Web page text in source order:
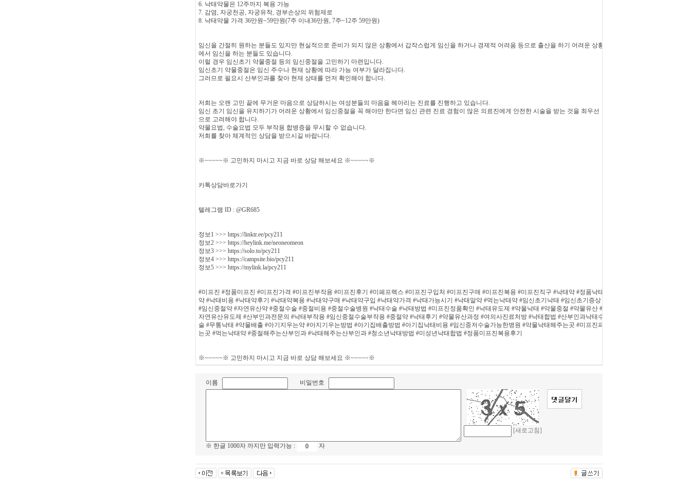
6. 낙태약물은 12주까지 복용 가능
7. 감염, 자궁천공, 자궁유착, 경부손상의 위험제로
8. 낙태약물 가격 36만원~59만원(7주 이내36만원, 7주~12주 59만원)
임신을 간절히 원하는 분들도 있지만 현실적으로 준비가 되지 않은 상황에서 갑작스럽게 임신을 하거나 경제적 어려움 등으로 출산을 하기 어려운 상황
에서 임신을 하는 분들도 있습니다.
이럴 경우 임신초기 약물중절 등의 임신중절을 고민하기 마련입니다.
임신초기 약물중절은 임신 주수나 현재 상황에 따라 가능 여부가 달라집니다.
그러므로 필요시 산부인과를 찾아 현재 상태를 먼저 확인해야 합니다.
저희는 오랜 고민 끝에 무거운 마음으로 상담하시는 여성분들의 마음을 헤아리는 진료를 진행하고 있습니다.
임신 초기 임신을 유지하기가 어려운 상황에서 임신중절을 꼭 해야만 한다면 임신 관련 진료 경험이 많은 의료진에게 안전한 시술을 받는 것을 최우선
으로 고려해야 합니다.
약물요법, 수술요법 모두 부작용 합병증을 무시할 수 없습니다.
저희를 찾아 체계적인 상담을 받으시길 바랍니다.
※~~~~~※ 고민하지 마시고 지금 바로 상담 해보세요 ※~~~~~※
카톡상담바로가기
텔레그램 ID : @GR685
정보1 >>> https://linktr.ee/pcy211
정보2 >>> https://heylink.me/neoneomeon
정보3 >>> https://solo.to/pcy211
정보4 >>> https://campsite.bio/pcy211
정보5 >>> https://mylink.la/pcy211
#미프진 #정품미프진 #미프진가격 #미프진부작용 #미프진후기 #미페프렉스 #미프진구입처 #미프진구매 #미프진복용 #미프진직구 #낙태약 #정품낙태
약 #낙태비용 #낙태약후기 #낙태약복용 #낙태약구매 #낙태약구입 #낙태약가격 #낙태가능시기 #낙태알약 #먹는낙태약 #임신초기낙태 #임신초기증상
#임신중절약 #자연유산약 #중절수술 #중절비용 #중절수술병원 #낙태수술 #낙태방법 #미프진정품확인 #낙태유도제 #약물낙태 #약물중절 #약물유산 #
자연유산유도제 #산부인과전문의 #낙태부작용 #임신중절수술부작용 #중절약 #낙태후기 #약물유산과정 #여의사진료처방 #낙태합법 #산부인과낙태수
술 #무통낙태 #약물배출 #아기지우는약 #아지기우는방법 #아기집배출방법 #아기집낙태비용 #임신중저수술가능한병원 #약물낙태해주는곳 #미프진파
는곳 #먹는낙태약 #중절해주는산부인과 #낙태해주는산부인과 #청소년낙태방법 #미성년낙태합법 #정품미프진복용후기
※~~~~~※ 고민하지 마시고 지금 바로 상담 해보세요 ※~~~~~※
이름 비밀번호
[새로고침]
※ 한글 1000자 까지만 입력가능 : 자